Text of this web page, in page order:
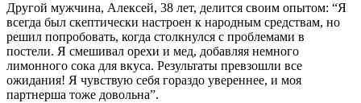
Другой мужчина, Алексей, 38 лет, делится своим опытом: “Я
всегда был скептически настроен к народным средствам, но
решил попробовать, когда столкнулся с проблемами в
постели. Я смешивал орехи и мед, добавляя немного
лимонного сока для вкуса. Результаты превзошли все
ожидания! Я чувствую себя гораздо увереннее, и моя
партнерша тоже довольна”.